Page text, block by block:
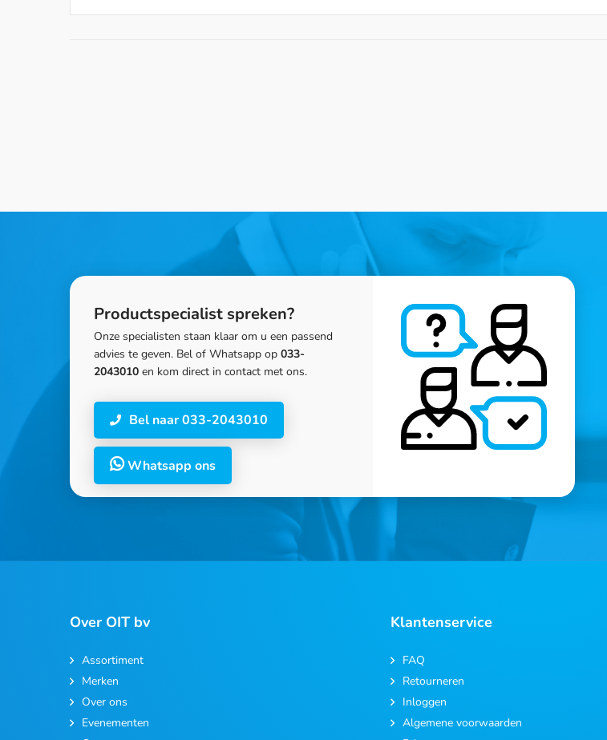
Productspecialist spreken?
Onze specialisten staan klaar om u een passend
advies te geven. Bel of Whatsapp op 033-
2043010 en kom direct in contact met ons.
Bel naar 033-2043010
Whatsapp ons
Over OIT bv
Assortiment
Merken
Over ons
Evenementen
Klantenservice
FAQ
Retourneren
Inloggen
Algemene voorwaarden